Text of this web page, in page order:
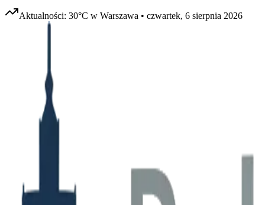
Aktualności: 30°C w Warszawa • czwartek, 6 sierpnia 2026